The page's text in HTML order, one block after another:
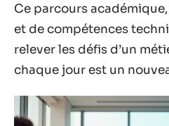
Ce parcours
et de compétences
relever les défis d’un
chaque jour est un